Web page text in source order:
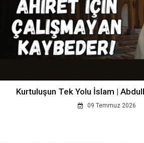
Kurtuluşun Tek Yolu İslam |
09 Temmuz 2026